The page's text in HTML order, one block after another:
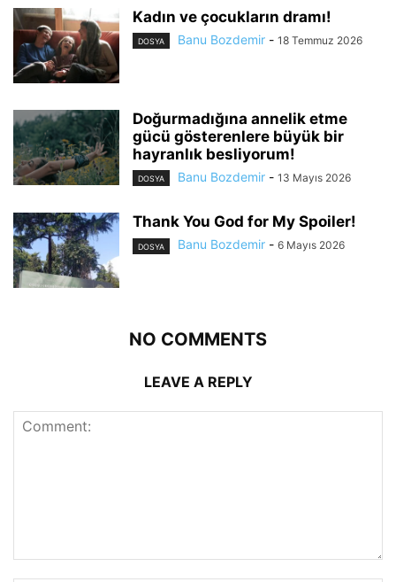
Kadın ve çocukların dramı!
DOSYA Banu Bozdemir - 18 Temmuz 2026
Doğurmadığına annelik etme
gücü gösterenlere büyük bir
hayranlık besliyorum!
DOSYA Banu Bozdemir - 13 Mayıs 2026
Thank You God for My Spoiler!
DOSYA Banu Bozdemir - 6 Mayıs 2026
NO COMMENTS
LEAVE A REPLY